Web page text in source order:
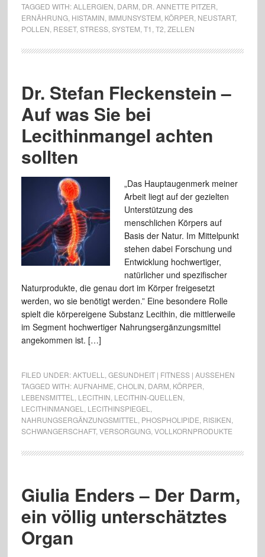
TAGGED WITH:ALLERGIEN DARM DR. ANNETTE PITZER
ERNÄHRUNG, HISTAMIN IMMUNSYSTEM KÖRPER NEUSTART,
POLLEN RESET, STRESS, SYSTEM T1 T2 ZELLEN
Dr. Stefan Fleckenstein –
Auf was Sie bei
Lecithinmangel achten
sollten
„Das Hauptaugenmerk meiner
Arbeit liegt auf der gezielten
Unterstützung des
menschlichen Körpers auf
Basis der Natur. Im Mittelpunkt
stehen dabei Forschung und
Entwicklung hochwertiger,
natürlicher und spezifischer
Naturprodukte, die genau dort im Körper freigesetzt
werden, wo sie benötigt werden.” Eine besondere Rolle
spielt die körpereigene Substanz Lecithin, die mittlerweile
im Segment hochwertiger Nahrungsergänzungsmittel
angekommen ist. […]
FILED UNDER:AKTUELL
GESUNDHEIT | FITNESS | AUSSEHEN
TAGGED WITH:AUFNAHME CHOLIN DARM KÖRPER
LEBENSMITTEL
LECITHIN LECITHIN-QUELLEN
LECITHINMANGEL
LECITHINSPIEGEL
NAHRUNGSERGÄNZUNGSMITTEL
PHOSPHOLIPIDE RISIKEN
SCHWANGERSCHAFT, VERSORGUNG, VOLLKORNPRODUKTE
Giulia Enders – Der Darm,
ein völlig unterschätztes
Organ